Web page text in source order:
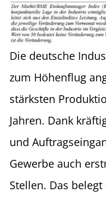
Die deutsche
zum Höhenflug
stärksten
Jahren. Dank
und
Gewerbe auch
Stellen. Das